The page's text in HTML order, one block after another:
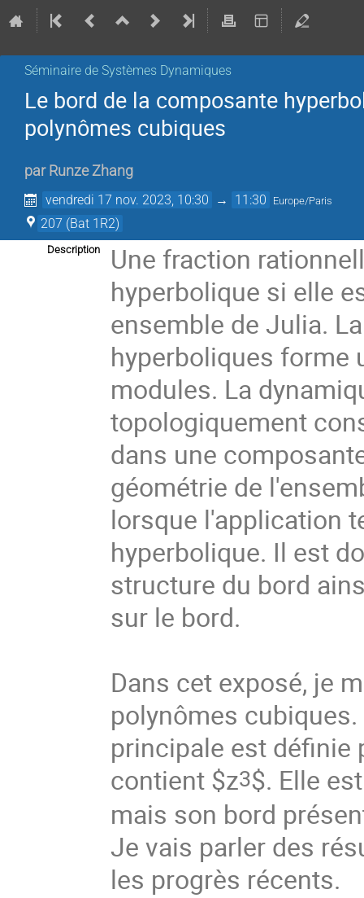
Séminaire de Systèmes Dynamiques
Le bord de la composante
polynômes cubiques
par Runze Zhang
vendredi 17 nov. 2023, 10:30 → 11:30 Europe/Paris
207 (Bat 1R2)
Description
Une fraction
hyperbolique si elle
ensemble de Julia.
hyperboliques forme
modules. La
topologiquement
dans une
géométrie de
lorsque l'application
hyperbolique. Il est
structure du bord
sur le bord.
Dans cet exposé, je
polynômes
principale est définie
contient $z3$. Elle
mais son bord
Je vais parler des
les progrès récents.